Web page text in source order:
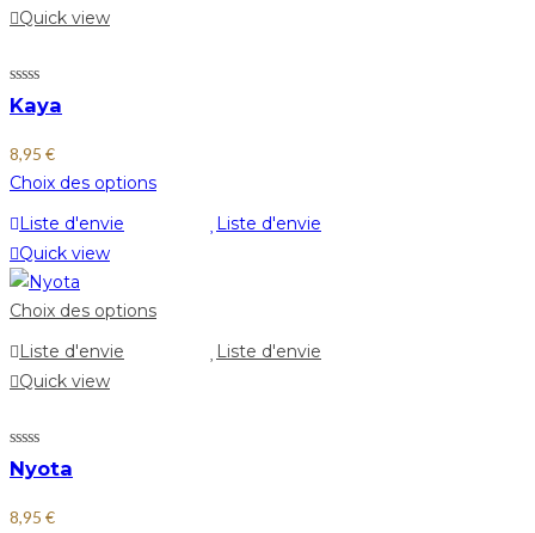
Quick view
Kaya
8,95 €
Choix des options
Liste d'envie
Liste d'envie
Quick view
Choix des options
Liste d'envie
Liste d'envie
Quick view
Nyota
8,95 €